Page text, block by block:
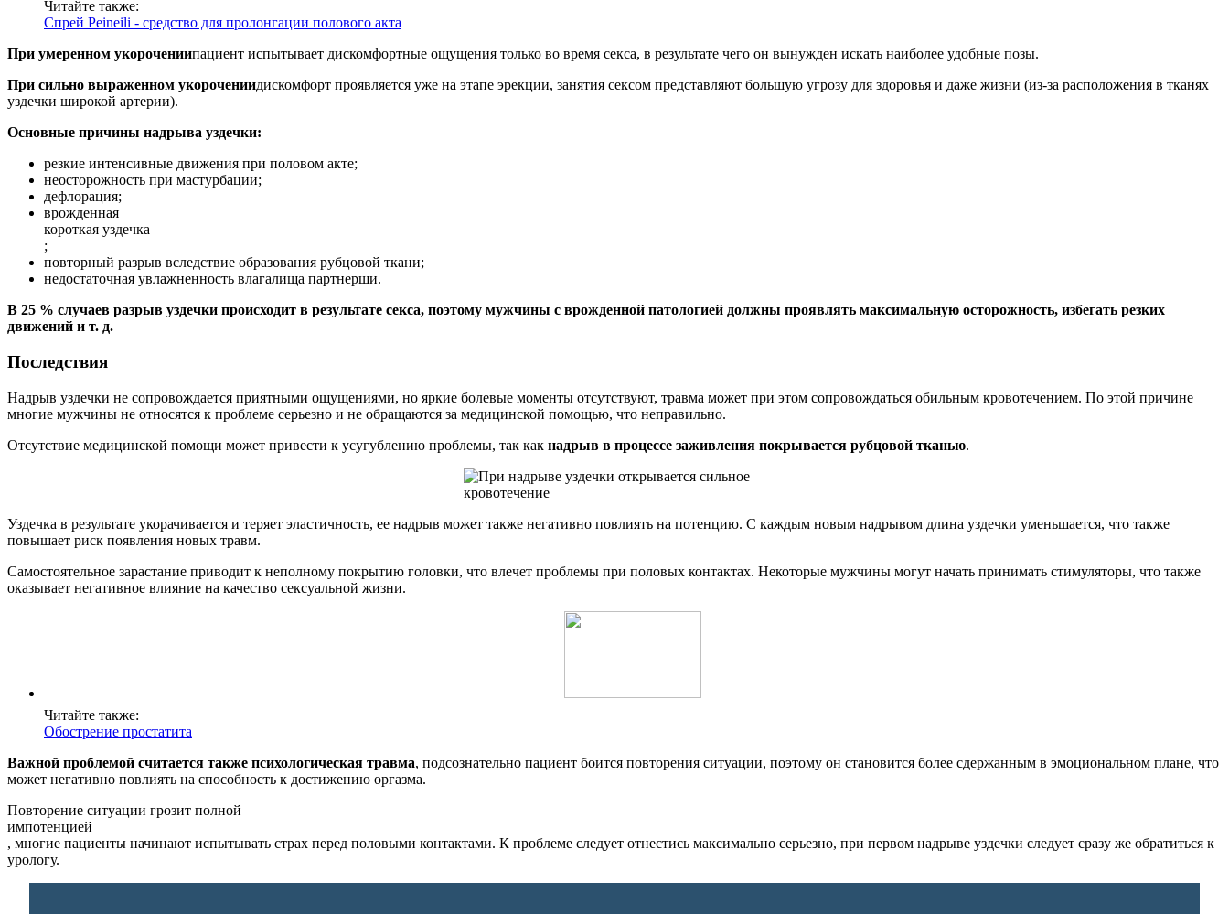
Читайте также:
Cпрей Peineili - средство для пролонгации полового акта
При умеренном укорочениипациент испытывает дискомфортные ощущения только во время секса, в результате чего он вынужден искать наиболее удобные позы.
При сильно выраженном укорочениидискомфорт проявляется уже на этапе эрекции, занятия сексом представляют большую угрозу для здоровья и даже жизни (из-за расположения в тканях
уздечки широкой артерии).
Основные причины надрыва уздечки:
резкие интенсивные движения при половом акте;
неосторожность при мастурбации;
дефлорация;
врожденная
короткая уздечка
;
повторный разрыв вследствие образования рубцовой ткани;
недостаточная увлажненность влагалища партнерши.
В 25 % случаев разрыв уздечки происходит в результате секса, поэтому мужчины с врожденной патологией должны проявлять максимальную осторожность, избегать резких
движений и т. д.
Последствия
Надрыв уздечки не сопровождается приятными ощущениями, но яркие болевые моменты отсутствуют, травма может при этом сопровождаться обильным кровотечением. По этой причине
многие мужчины не относятся к проблеме серьезно и не обращаются за медицинской помощью, что неправильно.
Отсутствие медицинской помощи может привести к усугублению проблемы, так как надрыв в процессе заживления покрывается рубцовой тканью.
Уздечка в результате укорачивается и теряет эластичность, ее надрыв может также негативно повлиять на потенцию. С каждым новым надрывом длина уздечки уменьшается, что также
повышает риск появления новых травм.
Самостоятельное зарастание приводит к неполному покрытию головки, что влечет проблемы при половых контактах. Некоторые мужчины могут начать принимать стимуляторы, что также
оказывает негативное влияние на качество сексуальной жизни.
Читайте также:
Обострение простатита
Важной проблемой считается также психологическая травма, подсознательно пациент боится повторения ситуации, поэтому он становится более сдержанным в эмоциональном плане, что
может негативно повлиять на способность к достижению оргазма.
Повторение ситуации грозит полной
импотенцией
, многие пациенты начинают испытывать страх перед половыми контактами. К проблеме следует отнестись максимально серьезно, при первом надрыве уздечки следует сразу же обратиться к
урологу.